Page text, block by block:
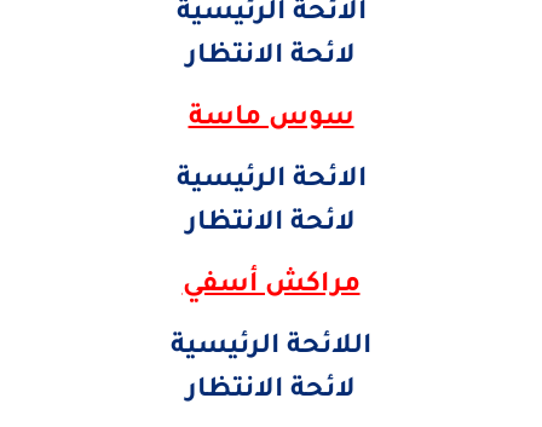
الائحة الرئيسية
لائحة الانتظار
​سوس ماسة
الائحة الرئيسية
لائحة الانتظار
​مراكش أسفي
اللائحة الرئيسية
لائحة الانتظار